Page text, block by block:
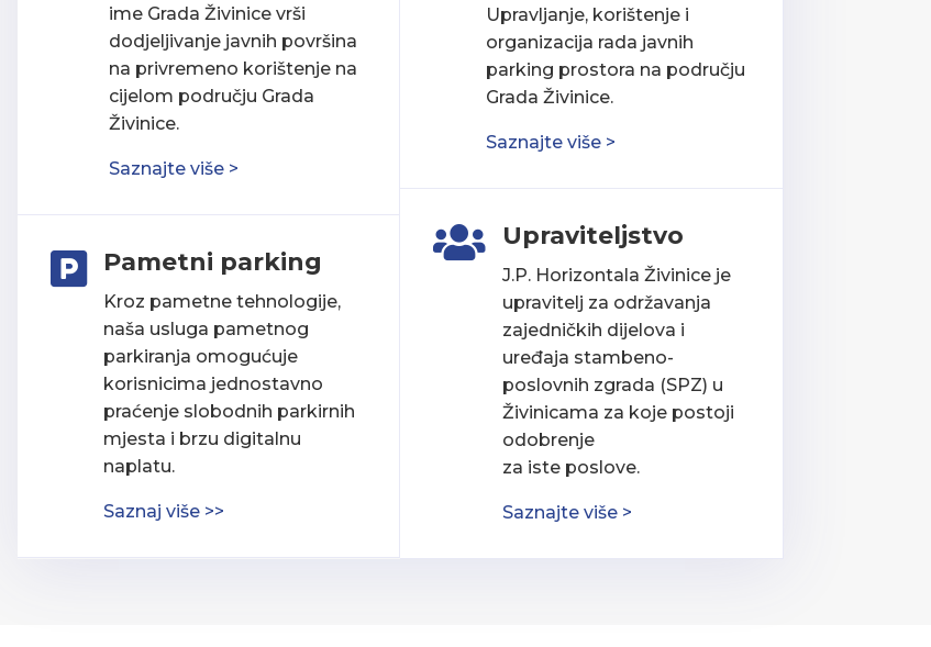
ime Grada Živinice vrši
dodjeljivanje javnih površina
na privremeno korištenje na
cijelom području Grada
Živinice.
Saznajte više >
 Pametni parking
Kroz pametne tehnologije,
naša usluga pametnog
parkiranja omogućuje
korisnicima jednostavno
praćenje slobodnih parkirnih
mjesta i brzu digitalnu
naplatu.
Saznaj više >>
Upravljanje, korištenje i
organizacija rada javnih
parking prostora na području
Grada Živinice.
Saznajte više >
 Upraviteljstvo
J.P. Horizontala Živinice je
upravitelj za održavanja
zajedničkih dijelova i
uređaja stambeno-
poslovnih zgrada (SPZ) u
Živinicama za koje postoji
odobrenje
za iste poslove.
Saznajte više >